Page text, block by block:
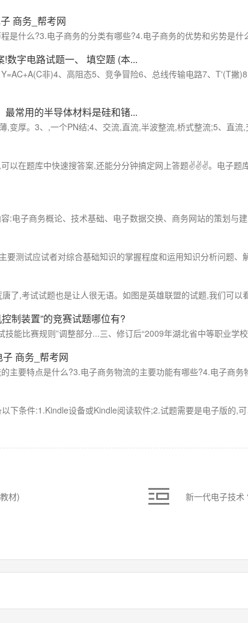
商务_帮考网
是什么?3.电子商务的分类有哪些?4.电子商务的优势和劣势是
!数字电路试题一、 填空题 (本...
非)4、高阻态5、竞争冒险6、总线传输电路7、T'(T撇
最常用的半导体材料是硅和锗...
,变厚。3、,一个PN结;4、交流,直流,半波整流,桥式整流;5、直
以在题库中快速搜答案,还能分分钟搞定网上答题✌✌✌。电子题
:电子商务概论、技术基础、电子数据交换、商务网站的策划与
要测试应试者对综合基础知识的掌握程度和运用知识分析问题
了,考试试题也是让人很无语。如图是英雄联盟的试题,我们可
制装置”的竞赛试题哪位有?
技能比赛规则”调整部分...三、修订后“2009年湖北省中等职业学
子 商务_帮考网
主要特点是什么?3.电子商务物流的主要功能有哪些?4.电子商
下条件:1.Kindle设备或Kindle阅读软件;2.试题需要是电子版的,
材)
新一代电子技术